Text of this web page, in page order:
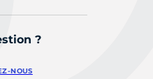
?
NOUS